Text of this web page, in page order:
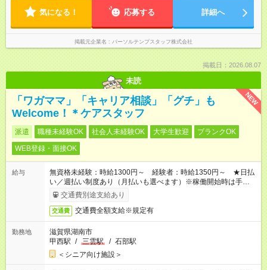
気になる！ 応募する 詳細へ
掲載元企業名 パーソルテンプスタッフ株式会社
掲載日：2026.08.07
未読
NEW
「ワガママ」「キャリア相談」「グチ」も
Welcome！＊ケアスタッフ
派遣 職種未経験OK 社会人未経験OK 大学生歓迎
ブランクOK
WEB登録・面接OK
給与
無資格未経験：時給1300円～ 経験者：時給1350円～ ★日払
い／週払い制度あり（月払いも選べます）※稼働開始時は手続き
完了次第のお支払いとなります。
交通費別途支給あり
交通費 交通費全額支給※規定有
勤務地
滋賀県湖南市
甲西駅 / 三雲駅 / 石部駅
＜シニア向け施設＞